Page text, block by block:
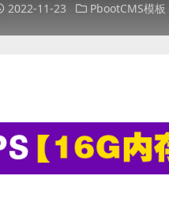
2022-11-23 PbootCMS模板